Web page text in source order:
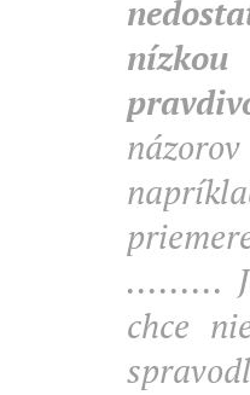
.........
chce